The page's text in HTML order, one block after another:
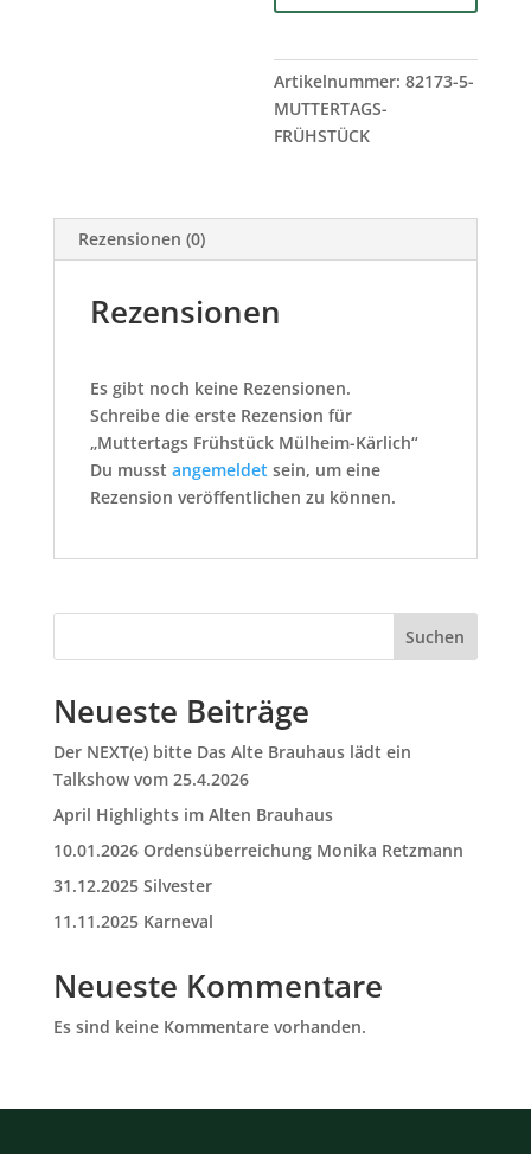
Artikelnummer:82173-5-
MUTTERTAGS-
FRÜHSTÜCK
Rezensionen (0)
Rezensionen
Es gibt noch keine Rezensionen.
Schreibe die erste Rezension für
„Muttertags Frühstück Mülheim-Kärlich“
Du musst angemeldet sein, um eine
Rezension veröffentlichen zu können.
Suchen
Neueste Beiträge
Der NEXT(e) bitte Das Alte Brauhaus lädt ein
Talkshow vom 25.4.2026
April Highlights im Alten Brauhaus
10.01.2026 Ordensüberreichung Monika Retzmann
31.12.2025 Silvester
11.11.2025 Karneval
Neueste Kommentare
Es sind keine Kommentare vorhanden.